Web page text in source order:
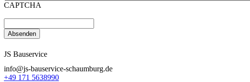
CAPTCHA
JS Bauservice
info@js-bauservice-schaumburg.de
+49 171 5638990